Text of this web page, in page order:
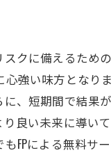
クに備えるため
強い味方となり
、短期間で結果
良い未来に導い
による無料サ